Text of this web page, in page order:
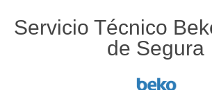
Servicio Técnico
de Segura